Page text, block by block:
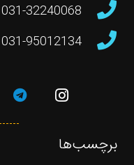
031-32240068
031-95012134
برچسب‌ها